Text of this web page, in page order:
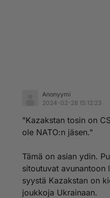
Anonyymi
2024-02-28 15:12:23
"Kazakstan tosin on
ole NATO:n jäsen."
Tämä on asian ydin.
sitoutuvat avunantoon
syystä Kazakstan on
joukkoja Ukrainaan.